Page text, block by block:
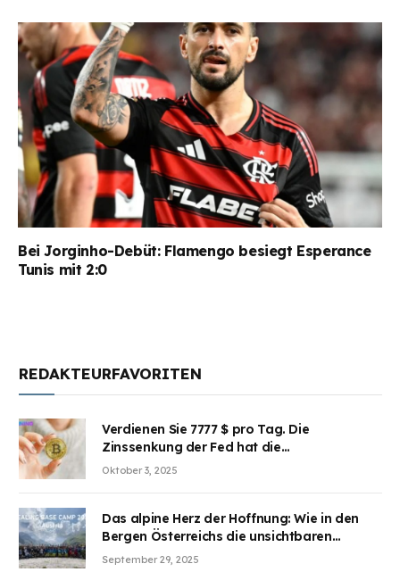
Bei Jorginho-Debüt: Flamengo besiegt Esperance
Tunis mit 2:0
REDAKTEURFAVORITEN
Verdienen Sie 7777 $ pro Tag. Die
Zinssenkung der Fed hat die
Aufmerksamkeit des Marktes erregt.
Oktober 3, 2025
Das alpine Herz der Hoffnung: Wie in den
Bergen Österreichs die unsichtbaren
Wunden des Kriegesheilen
September 29, 2025